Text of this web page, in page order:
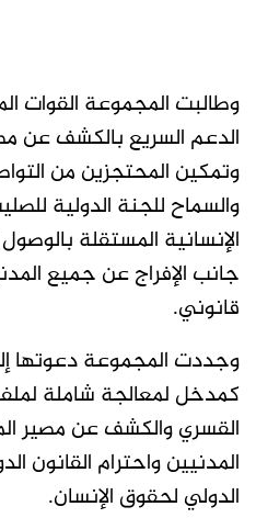
وطالبت المجموعة القوات
الدعم السريع بالكشف عن
وتمكين المحتجزين من
والسماح للجنة الدولية
الإنسانية المستقلة
جانب الإفراج عن جميع
قانوني.
وجددت المجموعة دعوتها
كمدخل لمعالجة شاملة
القسري والكشف عن مصير
المدنيين واحترام القانون
الدولي لحقوق الإنسان.